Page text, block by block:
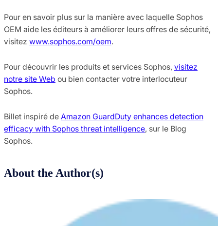
Pour en savoir plus sur la manière avec laquelle Sophos
OEM aide les éditeurs à améliorer leurs offres de sécurité,
visitez www.sophos.com/oem.
Pour découvrir les produits et services Sophos, visitez
notre site Web ou bien contacter votre interlocuteur
Sophos.
Billet inspiré de Amazon GuardDuty enhances detection
efficacy with Sophos threat intelligence, sur le Blog
Sophos.
About the Author(s)